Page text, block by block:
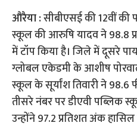
औरैया :सीबीएसई की 12वीं की
स्कूल की आरुषि यादव ने 98.8
में टॉप किया है। जिले में दूसरे
ग्लोबल एकेडमी के आशीष
स्कूल के सूर्यांश तिवारी ने
तीसरे नंबर पर डीएवी पब्लिक
उन्होंने 97.2 प्रतिशत अंक